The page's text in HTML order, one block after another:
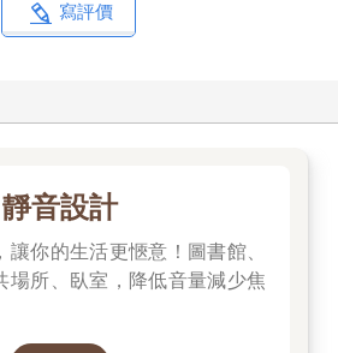
寫評價
靜音設計
讓你的生活更愜意！圖書館、
場所、臥室，降低音量減少焦